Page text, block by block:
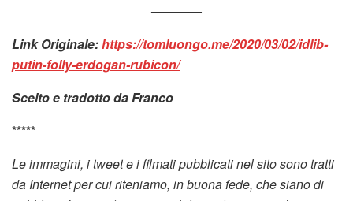
————
Link Originale:https://tomluongo.me/2020/03/02/idlib-
putin-folly-erdogan-rubicon/
Scelto e tradotto da Franco
*****
Le immagini, i tweet e i filmati pubblicati nel sito sono tratti
da Internet per cui riteniamo, in buona fede, che siano di